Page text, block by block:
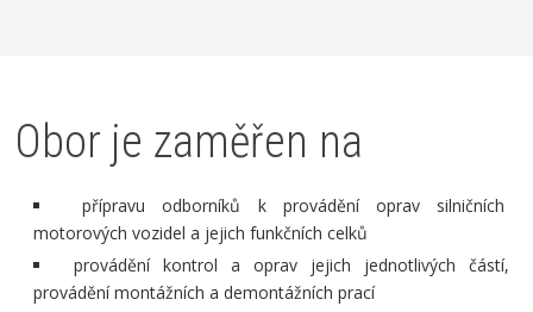
Obor je zaměřen na
přípravu odborníků k provádění oprav silničních
motorových vozidel a jejich funkčních celků
provádění kontrol a oprav jejich jednotlivých částí,
provádění montážních a demontážních prací